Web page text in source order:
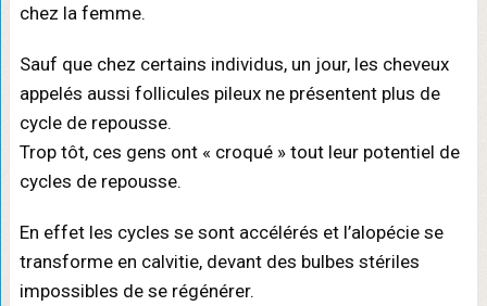
chez la femme.
Sauf que chez certains individus, un jour, les cheveux
appelés aussi follicules pileux ne présentent plus de
cycle de repousse.
Trop tôt, ces gens ont « croqué » tout leur potentiel de
cycles de repousse.
En effet les cycles se sont accélérés et l’alopécie se
transforme en calvitie, devant des bulbes stériles
impossibles de se régénérer.